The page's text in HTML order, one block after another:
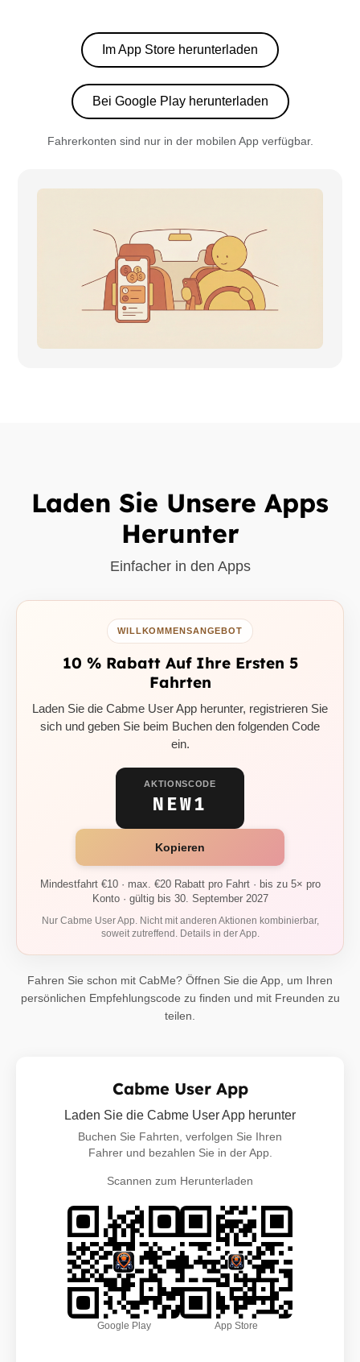
Im App Store herunterladen
Bei Google Play herunterladen
Fahrerkonten sind nur in der mobilen App verfügbar.
Laden Sie Unsere Apps
Herunter
Einfacher in den Apps
WILLKOMMENSANGEBOT
10 % Rabatt Auf Ihre Ersten 5
Fahrten
Laden Sie die Cabme User App herunter, registrieren Sie
sich und geben Sie beim Buchen den folgenden Code
ein.
AKTIONSCODE
NEW1
Kopieren
Mindestfahrt €10 · max. €20 Rabatt pro Fahrt · bis zu 5× pro
Konto · gültig bis 30. September 2027
Nur Cabme User App. Nicht mit anderen Aktionen kombinierbar,
soweit zutreffend. Details in der App.
Fahren Sie schon mit CabMe? Öffnen Sie die App, um Ihren
persönlichen Empfehlungscode zu finden und mit Freunden zu
teilen.
Cabme User App
Laden Sie die Cabme User App herunter
Buchen Sie Fahrten, verfolgen Sie Ihren
Fahrer und bezahlen Sie in der App.
Scannen zum Herunterladen
Google Play App Store